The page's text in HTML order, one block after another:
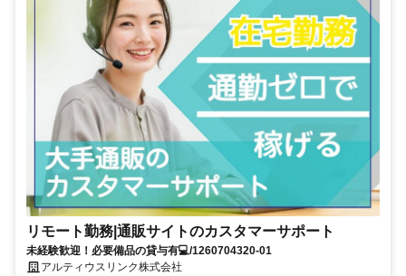
リモート勤務|通販サイトのカスタマーサポート
未経験歓迎！必要備品の貸与有💻/1260704320-01
アルティウスリンク株式会社